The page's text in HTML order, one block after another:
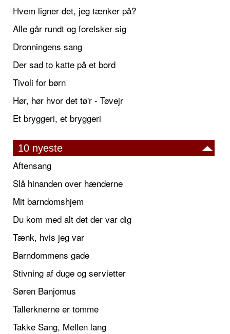
Hvem ligner det, jeg tænker på?
Alle går rundt og forelsker sig
Dronningens sang
Der sad to katte på et bord
Tivoli for børn
Hør, hør hvor det tø'r - Tøvejr
Et bryggeri, et bryggeri
10 nyeste
Aftensang
Slå hinanden over hænderne
Mit barndomshjem
Du kom med alt det der var dig
Tænk, hvis jeg var
Barndommens gade
Stivning af duge og servietter
Søren Banjomus
Tallerknerne er tomme
Takke Sang, Mellen lang